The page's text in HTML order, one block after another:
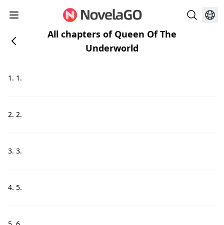
All chapters of Queen Of The
Underworld
1. 1.
2. 2.
3. 3.
4. 5.